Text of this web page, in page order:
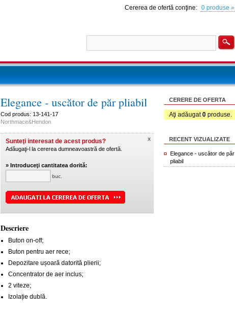
Cererea de ofertă conţine: 0 produse »
Elegance - uscător de păr pliabil
Cod produs: 13-141-17
Northmace&Hendon
Sunteţi interesat de acest produs?
Adăugaţi-l la cererea dumneavoastră de ofertă.
x
» Introduceţi cantitatea dorită:
buc.
Descriere
Buton on-off;
Buton pentru aer rece;
Depozitare ușoară datorită plierii;
Concentrator de aer inclus;
2 viteze;
Izolație dublă.
CERERE DE OFERTA
Aţi adăugat0 produse.
RECENT VIZUALIZATE
Elegance - uscător de păr
pliabil